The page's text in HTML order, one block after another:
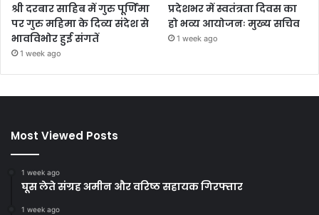
श्री दरबार साहिब में गुरु पूर्णिमा
पर गुरु महिमा के दिव्य संदेश से
भावविभोर हुई संगतें
1 week ago
प्रदेशभर में स्वतंत्रता दिवस का
हो भव्य आयोजनः मुख्य सचिव
1 week ago
Most Viewed Posts
1 week ago
घूस लेते संग्रह अमीन और वरिष्ठ सहायक गिरफ्तार
1 week ago